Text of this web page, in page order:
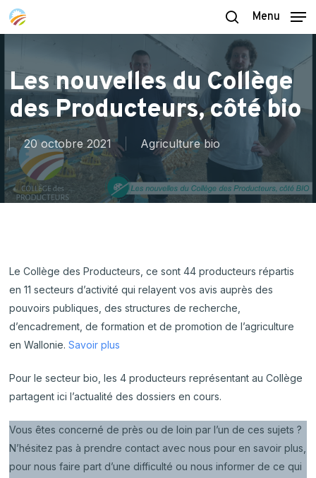
Skip
search
Menu
Les nouvelles du Collège
des Producteurs, côté bio
20 octobre 2021 Agriculture bio
Le Collège des Producteurs, ce sont 44 producteurs répartis
en 11 secteurs d’activité qui relayent vos avis auprès des
pouvoirs publiques, des structures de recherche,
d’encadrement, de formation et de promotion de l’agriculture
en Wallonie.Savoir plus
Pour le secteur bio, les 4 producteurs représentant au Collège
partagent ici l’actualité des dossiers en cours.
Vous êtes concerné de près ou de loin par l’un de ces sujets ?
N’hésitez pas à prendre contact avec nous pour en savoir plus,
pour nous faire part d’une difficulté ou nous informer de ce qui